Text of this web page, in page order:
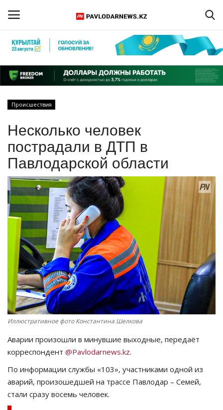
Регистрация
Главная
ПАВЛОДАРСКАЯ ОБЛАСТЬ
КАЗАХСТАН
МИР
СПЕЦПРОЕКТЫ
СПОРТ
Чек-лист
РАЗВЛЕЧЕНИЯ
OFFICIAL
Курултай
Язык
Қазақша Русский
Происшествия
Несколько человек
пострадали в ДТП в
Павлодарской области
Иллюстративное фото Константина Шелкова
Аварии произошли в минувшие выходные, передаёт
корреспондент @Pavlodarnews.kz.
По информации службы «103», участниками одной из
аварий, произошедшей на трассе Павлодар – Семей,
стали сразу восемь человек.